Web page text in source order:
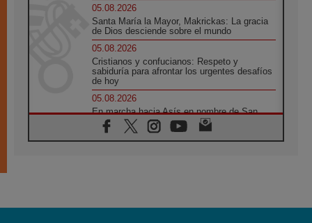
05.08.2026
Santa María la Mayor, Makrickas: La gracia
de Dios desciende sobre el mundo
05.08.2026
Cristianos y confucianos: Respeto y
sabiduría para afrontar los urgentes desafíos
de hoy
05.08.2026
En marcha hacia Asís en nombre de San
Francisco, a la espera de León
05.08.2026